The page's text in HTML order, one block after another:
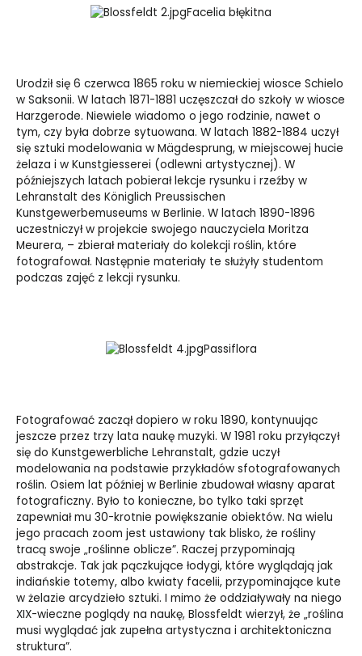
Facelia błękitna
Urodził się 6 czerwca 1865 roku w niemieckiej wiosce Schielo
w Saksonii. W latach 1871-1881 uczęszczał do szkoły w wiosce
Harzgerode. Niewiele wiadomo o jego rodzinie, nawet o
tym, czy była dobrze sytuowana. W latach 1882-1884 uczył
się sztuki modelowania w Mägdesprung, w miejscowej hucie
żelaza i w Kunstgiesserei (odlewni artystycznej). W
późniejszych latach pobierał lekcje rysunku i rzeźby w
Lehranstalt des Königlich Preussischen
Kunstgewerbemuseums w Berlinie. W latach 1890-1896
uczestniczył w projekcie swojego nauczyciela Moritza
Meurera, – zbierał materiały do kolekcji roślin, które
fotografował. Następnie materiały te służyły studentom
podczas zajęć z lekcji rysunku.
Passiflora
Fotografować zaczął dopiero w roku 1890, kontynuując
jeszcze przez trzy lata naukę muzyki. W 1981 roku przyłączył
się do Kunstgewerbliche Lehranstalt, gdzie uczył
modelowania na podstawie przykładów sfotografowanych
roślin. Osiem lat później w Berlinie zbudował własny aparat
fotograficzny. Było to konieczne, bo tylko taki sprzęt
zapewniał mu 30-krotnie powiększanie obiektów. Na wielu
jego pracach zoom jest ustawiony tak blisko, że rośliny
tracą swoje „roślinne oblicze”. Raczej przypominają
abstrakcje. Tak jak pączkujące łodygi, które wyglądają jak
indiańskie totemy, albo kwiaty facelii, przypominające kute
w żelazie arcydzieło sztuki. I mimo że oddziaływały na niego
XIX-wieczne poglądy na naukę, Blossfeldt wierzył, że „roślina
musi wyglądać jak zupełna artystyczna i architektoniczna
struktura”.